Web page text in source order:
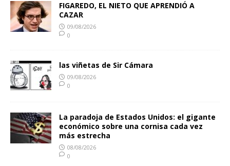
FIGAREDO, EL NIETO QUE APRENDIÓ A
CAZAR
09/08/2026
0
las viñetas de Sir Cámara
09/08/2026
0
La paradoja de Estados Unidos: el gigante
económico sobre una cornisa cada vez
más estrecha
08/08/2026
0